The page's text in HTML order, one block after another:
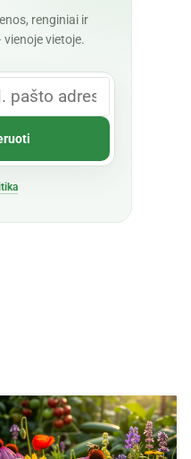
renginiai ir
vietoje.